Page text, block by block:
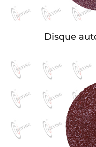
Disque